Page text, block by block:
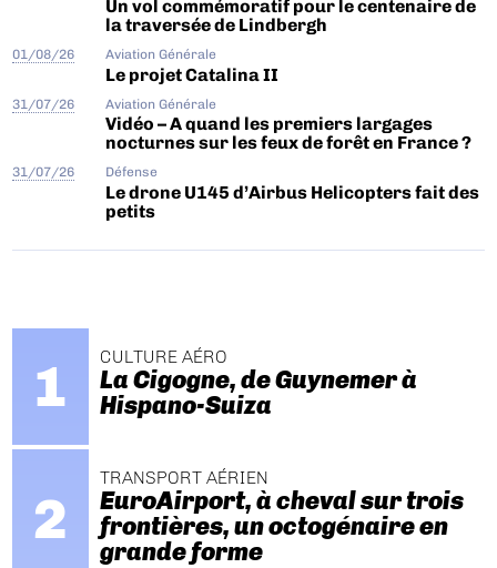
Un vol commémoratif pour le centenaire de
la traversée de Lindbergh
01/08/26 Aviation Générale
Le projet Catalina II
31/07/26 Aviation Générale
Vidéo – A quand les premiers largages
nocturnes sur les feux de forêt en France ?
31/07/26 Défense
Le drone U145 d’Airbus Helicopters fait des
petits
CULTURE AÉRO
La Cigogne, de Guynemer à
Hispano-Suiza
TRANSPORT AÉRIEN
EuroAirport, à cheval sur trois
frontières, un octogénaire en
grande forme